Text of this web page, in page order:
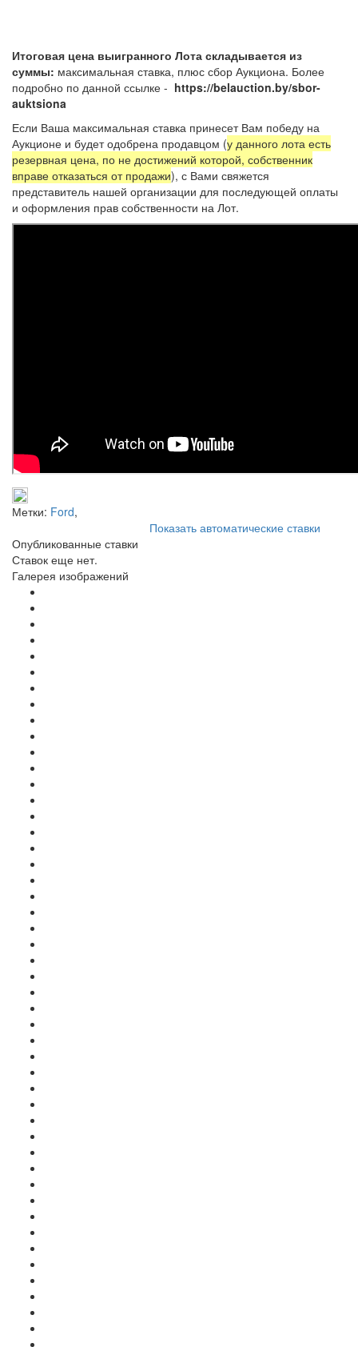
Итоговая цена выигранного Лота складывается из
суммы: максимальная ставка, плюс сбор Аукциона. Более
подробно по данной ссылке - https://belauction.by/sbor-
auktsiona
Если Ваша максимальная ставка принесет Вам победу на
Аукционе и будет одобрена продавцом (у данного лота есть
резервная цена, по не достижений которой, собственник
вправе отказаться от продажи), с Вами свяжется
представитель нашей организации для последующей оплаты
и оформления прав собственности на Лот.
Метки: Ford,
Показать автоматические ставки
Опубликованные ставки
Ставок еще нет.
Галерея изображений